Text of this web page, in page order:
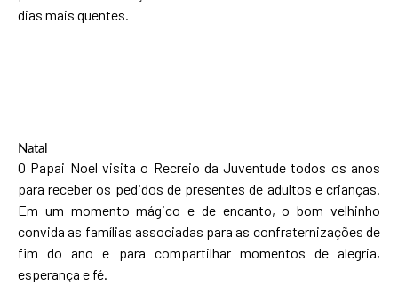
dias mais quentes.
Natal
O Papai Noel visita o Recreio da Juventude todos os anos
para receber os pedidos de presentes de adultos e crianças.
Em um momento mágico e de encanto, o bom velhinho
convida as famílias associadas para as confraternizações de
fim do ano e para compartilhar momentos de alegria,
esperança e fé.